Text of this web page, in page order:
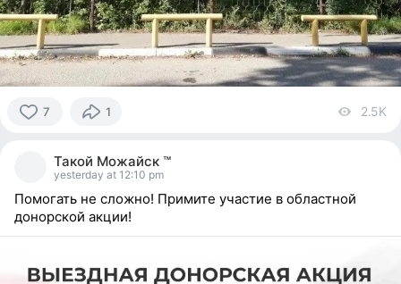
7 1 2.5K
Такой Можайск ™
yesterday at 12:10 pm
Помогать не сложно! Примите участие в областной
донорской акции!